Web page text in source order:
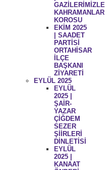
GAZİLERİMİZLE
KAHRAMANLAR
KOROSU
EKİM 2025
| SAADET
PARTİSİ
ORTAHİSAR
İLÇE
BAŞKANI
ZİYARETİ
EYLÜL 2025
EYLÜL
2025 |
ŞAİR-
YAZAR
ÇİĞDEM
SEZER
ŞİİRLERİ
DİNLETİSİ
EYLÜL
2025 |
KANAAT